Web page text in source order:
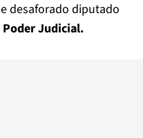
desaforado diputado
Judicial.